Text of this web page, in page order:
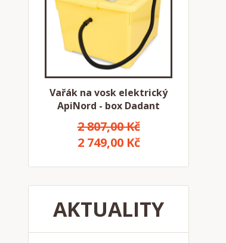
Vařák na vosk elektrický
ApiNord - box Dadant
2 807,00 Kč
2 749,00 Kč
AKTUALITY